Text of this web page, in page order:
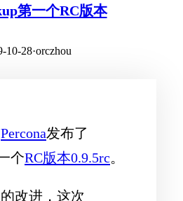
第一个RC版本
10-28·orczhou
Percona发布了
个RC版本0.9.5rc。
改进，这次